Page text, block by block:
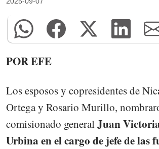
POR EFE
Los esposos y copresidentes de
Ortega y Rosario Murillo,
comisionado generalJuan
Urbina en el cargo de jefe de las